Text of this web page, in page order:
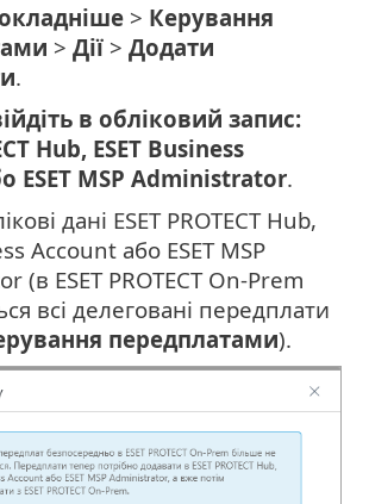
> Керування
> Дії > Додати
.
в обліковий запис:
Hub, ESET Business
ESET MSP Administrator.
дані ESET PROTECT Hub,
Account або ESET MSP
(в ESET PROTECT On-Prem
всі делеговані передплати
передплатами).